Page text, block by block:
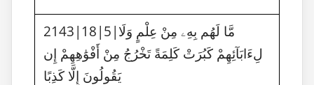
2143|18|5|مَّا لَهُم بِهِۦ مِنْ عِلْمٍ وَلَا
لِءَابَآئِهِمْ كَبُرَتْ كَلِمَةً تَخْرُجُ مِنْ أَفْوَٰهِهِمْ إِن
يَقُولُونَ إِلَّا كَذِبًا